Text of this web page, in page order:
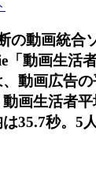
の動画統合
「動画生活
動画広告の
画生活者
35.7秒。5